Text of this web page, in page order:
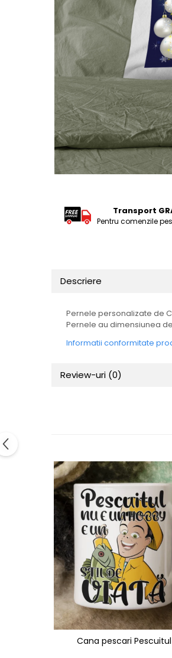
Tricouri Mecanici
Tricouri Fermieri
Tricouri Bere
Tricouri Auto
Tricouri Rock si Tribal
Tricouri Aniversare
Tricouri Cupluri
Tricouri Burlaci
Tricouri Familie
Tricouri Motivationale
Tricouri Animalute
Tricouri Gameri
Tricouri Mesaje Virale
Tricouri Vesele
Tricouri Zicale Romanesti
Transport
Pentru comenzile
Descriere
Pernele personalizate de
Pernele au dimensiunea
Informatii conformitate
Review-uri (0)
Cana pescari